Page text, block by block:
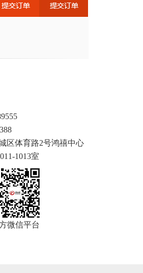
区体育路2号鸿禧中心
1013室
微信平台